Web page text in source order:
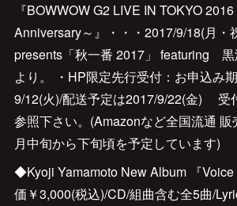
『BOWWOW G2 LIVE IN TOKYO
Anniversary～』・・・2017/9/18(月・
presents「秋一番 2017」 featuring 黒
より。 ・HP限定先行受付：お申込み
9/12(火)/配送予定は2017/9/22(金) 受
参照下さい。(Amazonなど全国流通
月中旬から下旬頃を予定しています)
◆Kyoji Yamamoto New Album 『Voice
価￥3,000(税込)/CD/組曲含む全5曲/